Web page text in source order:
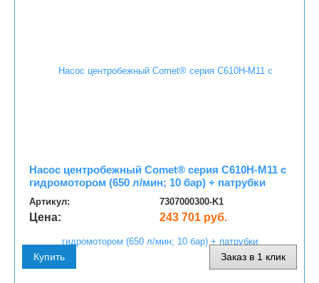
Насос центробежный Comet® серия C610H-M11 с
гидромотором (650 л/мин; 10 бар) + патрубки
Артикул: 7307000300-K1
Цена: 243 701 руб.
Купить Заказ в 1 клик